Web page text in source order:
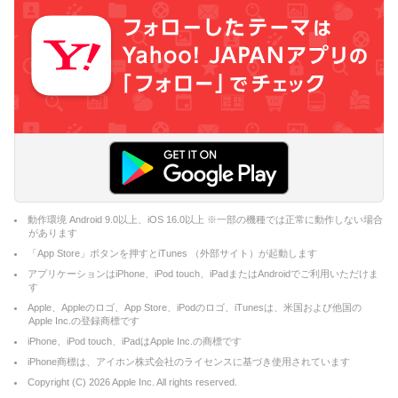
動作環境 Android 9.0以上、iOS 16.0以上 ※一部の機種では正常に動作しない場合
があります
「App Store」ボタンを押すとiTunes （外部サイト）が起動します
アプリケーションはiPhone、iPod touch、iPadまたはAndroidでご利用いただけま
す
Apple、Appleのロゴ、App Store、iPodのロゴ、iTunesは、米国および他国の
Apple Inc.の登録商標です
iPhone、iPod touch、iPadはApple Inc.の商標です
iPhone商標は、アイホン株式会社のライセンスに基づき使用されています
Copyright (C) 2026Apple Inc. All rights reserved.